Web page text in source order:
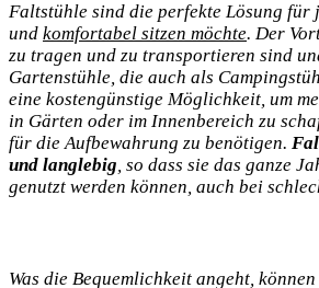
Faltstühle sind die perfekte Lösung für
und komfortabel sitzen möchte.⁤ Der
zu‍ tragen ⁣und zu transportieren sind
Gartenstühle, die auch als
eine kostengünstige Möglichkeit, um
in Gärten oder im Innenbereich zu
für die ‍Aufbewahrung zu benötigen.
und langlebig, so dass sie das ganze
genutzt werden können, auch bei
Was die⁣ Bequemlichkeit angeht,